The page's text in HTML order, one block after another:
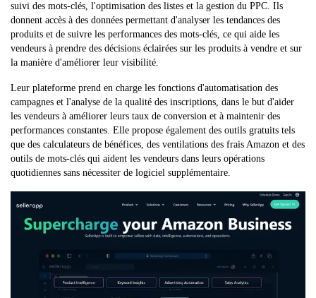
suivi des mots-clés, l'optimisation des listes et la gestion du PPC. Ils
donnent accès à des données permettant d'analyser les tendances des
produits et de suivre les performances des mots-clés, ce qui aide les
vendeurs à prendre des décisions éclairées sur les produits à vendre et sur
la manière d'améliorer leur visibilité.
Leur plateforme prend en charge les fonctions d'automatisation des
campagnes et l'analyse de la qualité des inscriptions, dans le but d'aider
les vendeurs à améliorer leurs taux de conversion et à maintenir des
performances constantes. Elle propose également des outils gratuits tels
que des calculateurs de bénéfices, des ventilations des frais Amazon et des
outils de mots-clés qui aident les vendeurs dans leurs opérations
quotidiennes sans nécessiter de logiciel supplémentaire.